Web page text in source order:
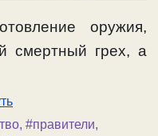
оружия,
смертный грех, а
, #правители,